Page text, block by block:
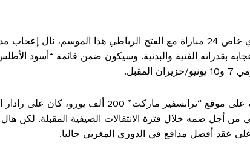
وصلتنا تقارير مؤكدة تفيد بأن يحيى بن خالق الذي خاض 24 مباراة مع الفتح الرباطي هذا الموسم، نال
بقدراته الفنية والبدنية. وسيكون ضمن قائمة “أسود
يذكر أن يحيى بن خالق، الذي تبلغ قيمته السوقية على موقع “ترانسفير ماركت” 200 ألف يورو،
من أجل ضمه خلال فترة الانتقالات الصيفية المقبلة. لكن هال
عقد أفضل مدافع في الدوري المغربي حاليا.